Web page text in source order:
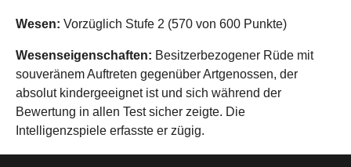
Wesen: Vorzüglich Stufe 2 (570 von 600 Punkte)
Wesenseigenschaften: Besitzerbezogener Rüde mit
souveränem Auftreten gegenüber Artgenossen, der
absolut kindergeeignet ist und sich während der
Bewertung in allen Test sicher zeigte. Die
Intelligenzspiele erfasste er zügig.